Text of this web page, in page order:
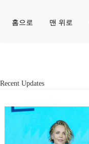
홈으로 맨 위로
Recent Updates